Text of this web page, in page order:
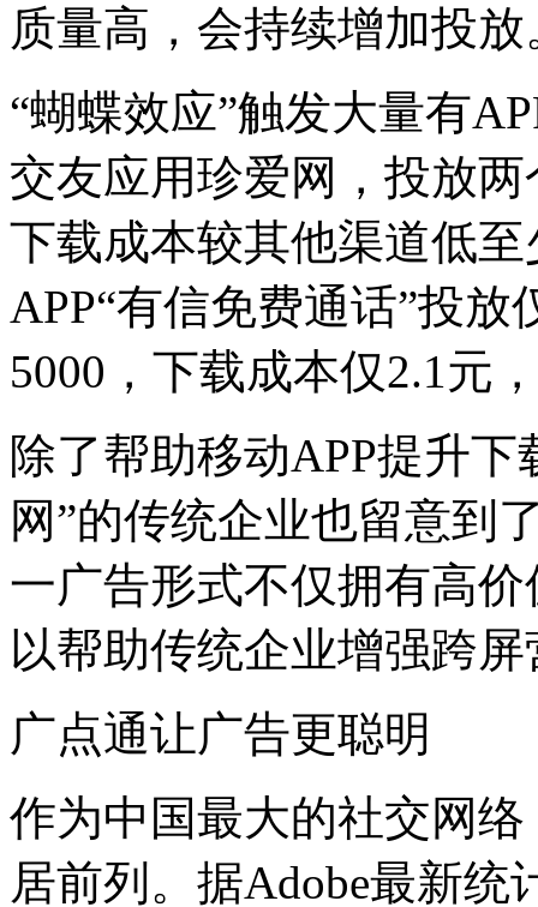
质量高，会持续增加投放
“蝴蝶效应”触发大量有
交友应用珍爱网，投放
下载成本较其他渠道低
APP“有信免费通话”投
5000，下载成本仅2.1元
除了帮助移动APP提升
网”的传统企业也留意到
一广告形式不仅拥有高
以帮助传统企业增强跨
广点通让广告更聪明
作为中国最大的社交网
居前列。据Adobe最新统